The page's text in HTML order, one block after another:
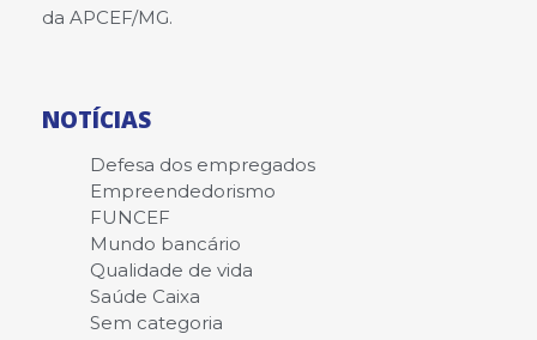
da APCEF/MG.
NOTÍCIAS
Defesa dos empregados
Empreendedorismo
FUNCEF
Mundo bancário
Qualidade de vida
Saúde Caixa
Sem categoria